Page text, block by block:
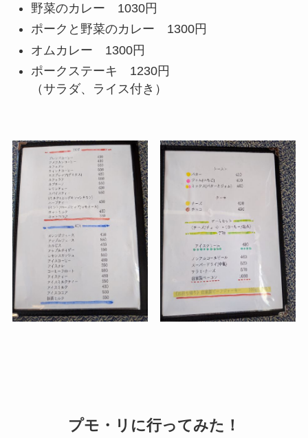
野菜のカレー 1030円
ポークと野菜のカレー 1300円
オムカレー 1300円
ポークステーキ 1230円
（サラダ、ライス付き）
プモ・リに行ってみた！